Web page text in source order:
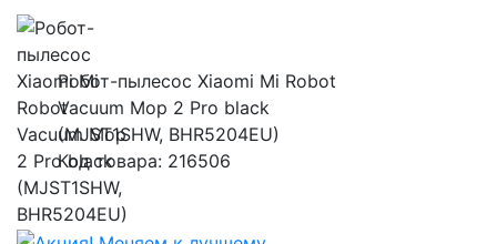
Робот-пылесос Xiaomi Mi Robot
Vacuum Mop 2 Pro black
(MJST1SHW, BHR5204EU)
Код товара: 216506